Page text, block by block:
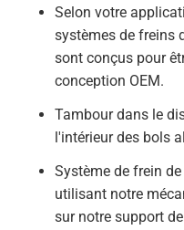
Selon votre
systèmes de freins
sont conçus pour
conception OEM.
Tambour dans le
l'intérieur des bols
Système de frein
utilisant notre
sur notre support